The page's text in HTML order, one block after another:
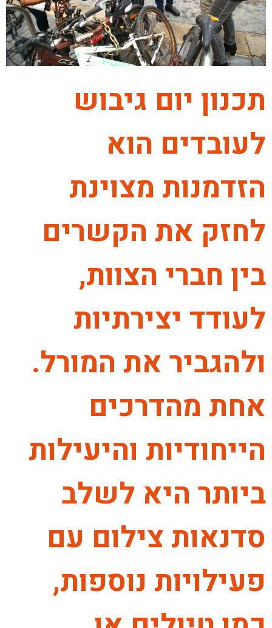
תכנון יום גיבוש
לעובדים הוא
הזדמנות מצוינת
לחזק את הקשרים
בין חברי הצוות,
לעודד יצירתיות
ולהגביר את המורל.
אחת מהדרכים
הייחודיות והיעילות
ביותר היא לשלב
סדנאות צילום עם
פעילויות נוספות,